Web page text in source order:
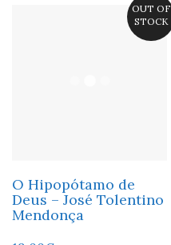
OUT OF
STOCK
O Hipopótamo de
Deus – José Tolentino
Mendonça